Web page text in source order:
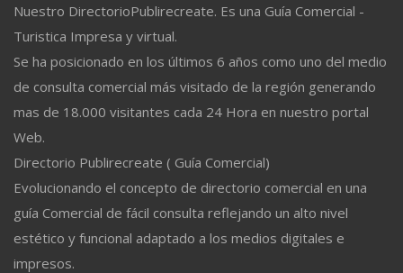
Nuestro DirectorioPublirecreate. Es una Guía Comercial -
Turistica Impresa y virtual.
Se ha posicionado en los últimos 6 años como uno del medio
de consulta comercial más visitado de la región generando
mas de 18.000 visitantes cada 24 Hora en nuestro portal
Web.
Directorio Publirecreate ( Guía Comercial)
Evolucionando el concepto de directorio comercial en una
guía Comercial de fácil consulta reflejando un alto nivel
estético y funcional adaptado a los medios digitales e
impresos.